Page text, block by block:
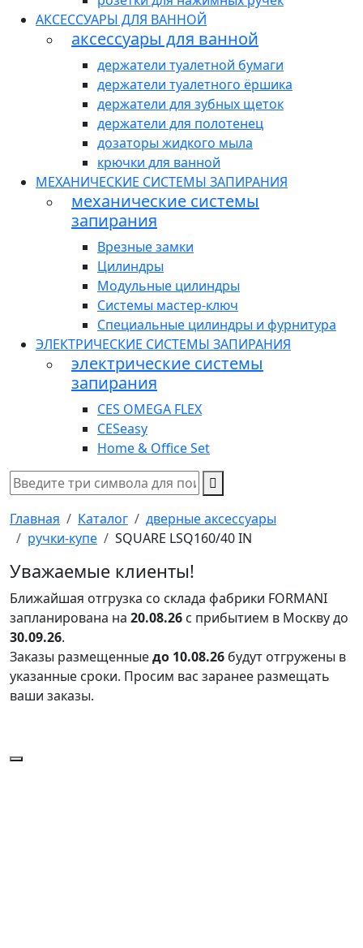
АКСЕССУАРЫ ДЛЯ ВАННОЙ
аксессуары для ванной
держатели туалетной бумаги
держатели туалетного ёршика
держатели для зубных щеток
держатели для полотенец
дозаторы жидкого мыла
крючки для ванной
МЕХАНИЧЕСКИЕ СИСТЕМЫ ЗАПИРАНИЯ
механические системы
запирания
Врезные замки
Цилиндры
Модульные цилиндры
Системы мастер-ключ
Специальные цилиндры и фурнитура
ЭЛЕКТРИЧЕСКИЕ СИСТЕМЫ ЗАПИРАНИЯ
электрические системы
запирания
CES OMEGA FLEX
CESeasy
Home & Office Set
Главная Каталог
дверные аксессуары
ручки-купе
SQUARE LSQ160/40 IN
Уважаемые клиенты!
Ближайшая отгрузка со склада фабрики FORMANI
запланирована на 20.08.26 с прибытием в Москву до
30.09.26.
Заказы размещенныедо 10.08.26 будут отгружены в
указанные сроки. Просим вас заранее размещать
ваши заказы.